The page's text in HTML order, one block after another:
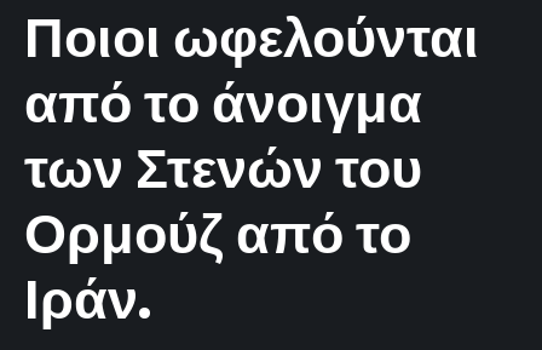
Ποιοι ωφελούνται
από το άνοιγμα
των Στενών του
Ορμούζ από το
Ιράν.